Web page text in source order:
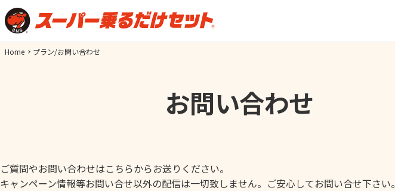
Home プラン/お問い合わせ
お問い合わせ
ご質問やお問い合わせはこちらからお送りください。
キャンペーン情報等お問い合せ以外の配信は一切致しません。ご安心してお問い合せ下さい。